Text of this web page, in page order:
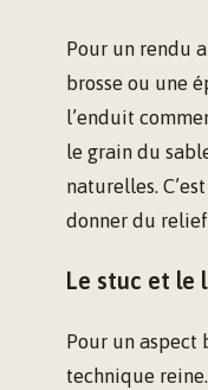
Pour un rendu
brosse ou une
l’enduit
le grain du
naturelles.
donner du
Le stuc et le
Pour un aspect
technique